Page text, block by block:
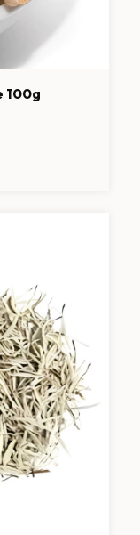
100g